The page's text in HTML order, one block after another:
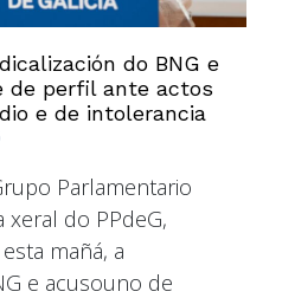
do BNG e
de perfil ante actos
e de intolerancia
Parlamentario
xeral do PPdeG,
mañá, a
e acusouno de